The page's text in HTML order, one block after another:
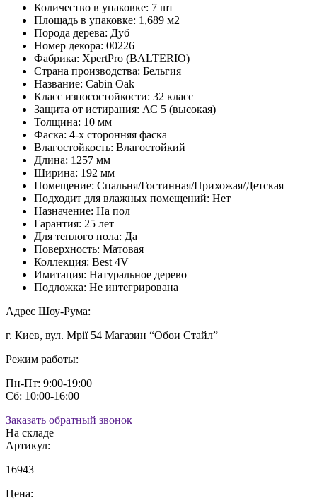
Количество в упаковке: 7 шт
Площадь в упаковке: 1,689 м2
Порода дерева: Дуб
Номер декора: 00226
Фабрика: XpertPro (BALTERIO)
Страна производства: Бельгия
Название: Cabin Oak
Класс износостойкости: 32 класс
Защита от истирания: АС 5 (высокая)
Толщина: 10 мм
Фаска: 4-х сторонняя фаска
Влагостойкость: Влагостойкий
Длина: 1257 мм
Ширина: 192 мм
Помещение: Спальня/Гостинная/Прихожая/Детская
Подходит для влажных помещений: Нет
Назначение: На пол
Гарантия: 25 лет
Для теплого пола: Да
Поверхность: Матовая
Коллекция: Best 4V
Имитация: Натуральное дерево
Подложка: Не интегрирована
Адрес Шоу-Рума:
г. Киев, вул. Мрії 54 Магазин “Обои Стайл”
Режим работы:
Пн-Пт: 9:00-19:00
Сб: 10:00-16:00
Заказать обратный звонок
На складе
Артикул:
16943
Цена: